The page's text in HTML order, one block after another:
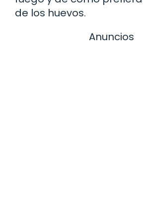
de los huevos.
Anuncios